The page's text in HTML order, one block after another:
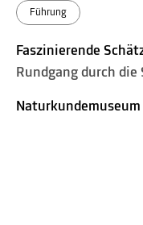
Führung
Faszinierende
Rundgang durch
Naturkundemuseum